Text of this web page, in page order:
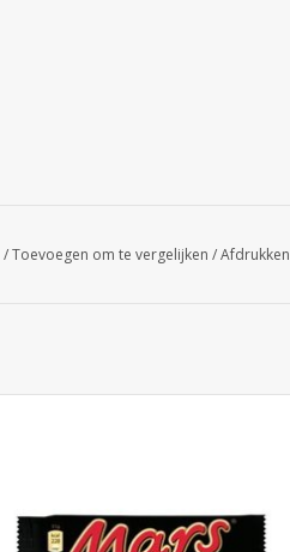
/Toevoegen om te vergelijken /Afdrukken